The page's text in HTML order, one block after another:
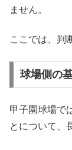
ません。
ここでは、判
球場側の
甲子園球場で
とについて、